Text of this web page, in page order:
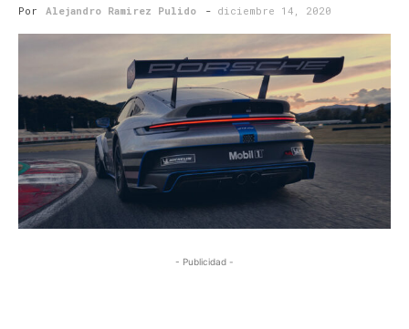
Por Alejandro Ramirez Pulido - diciembre 14, 2020
- Publicidad -